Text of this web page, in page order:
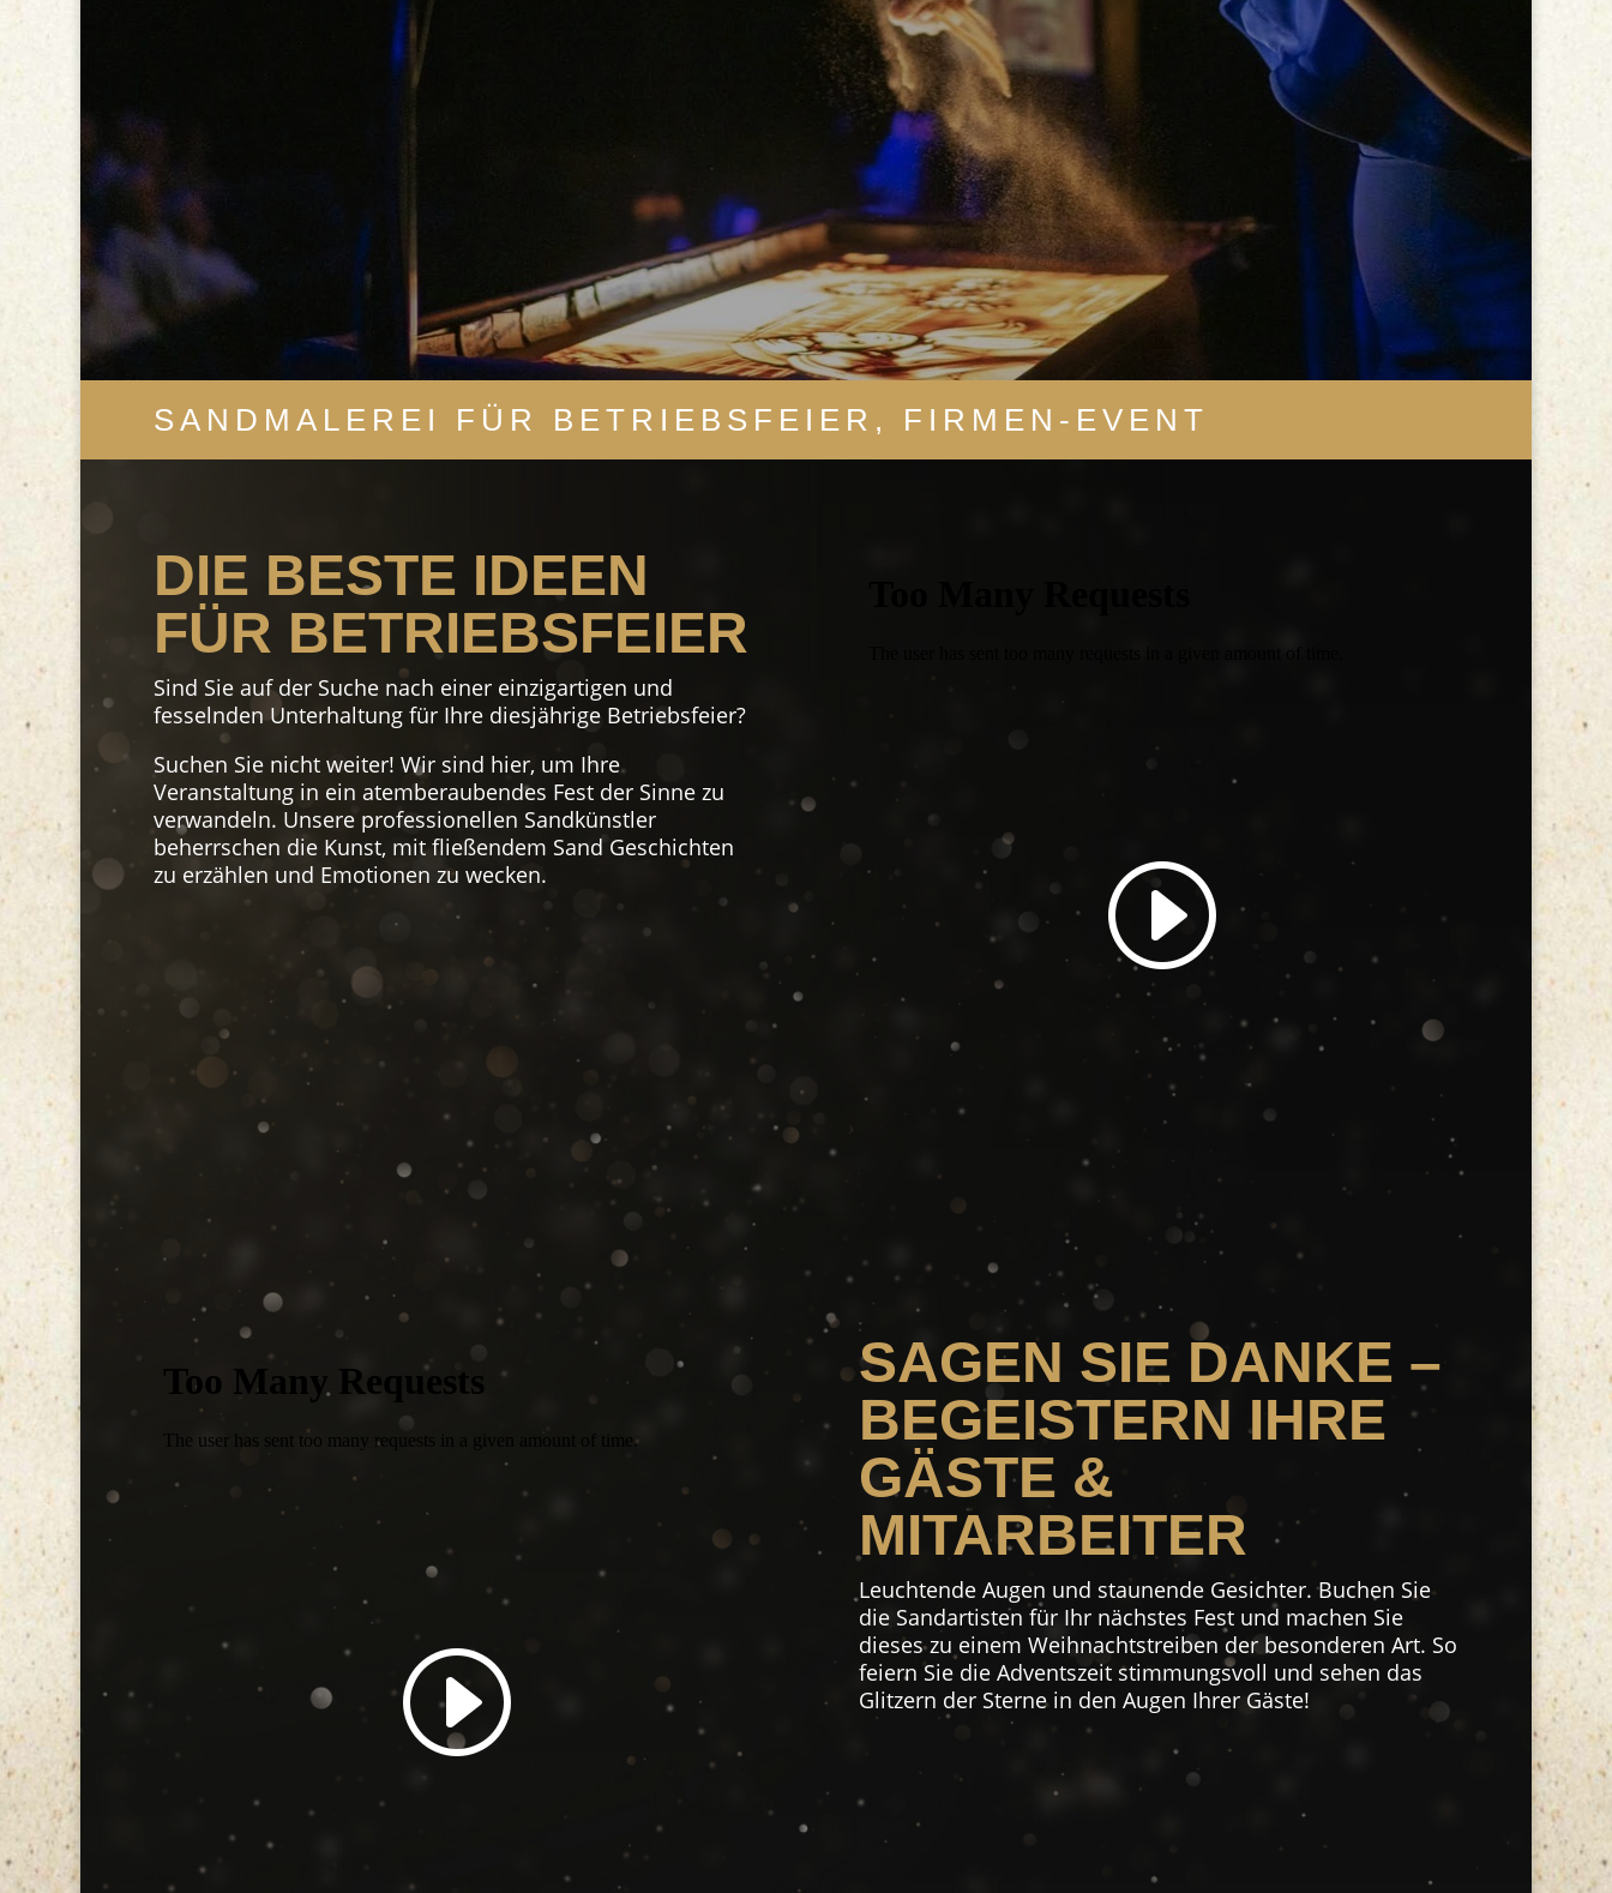
SANDMALEREI FÜR BETRIEBSFEIER, FIRMEN-EVENT
DIE BESTE IDEEN
FÜR BETRIEBSFEIER
Sind Sie auf der Suche nach einer einzigartigen und
fesselnden Unterhaltung für Ihre diesjährige Betriebsfeier?
Suchen Sie nicht weiter! Wir sind hier, um Ihre
Veranstaltung in ein atemberaubendes Fest der Sinne zu
verwandeln. Unsere professionellen Sandkünstler
beherrschen die Kunst, mit fließendem Sand Geschichten
zu erzählen und Emotionen zu wecken.
SAGEN SIE DANKE –
BEGEISTERN IHRE
GÄSTE &
MITARBEITER
Leuchtende Augen und staunende Gesichter. Buchen Sie
die Sandartisten für Ihr nächstes Fest und machen Sie
dieses zu einem Weihnachtstreiben der besonderen Art. So
feiern Sie die Adventszeit stimmungsvoll und sehen das
Glitzern der Sterne in den Augen Ihrer Gäste!